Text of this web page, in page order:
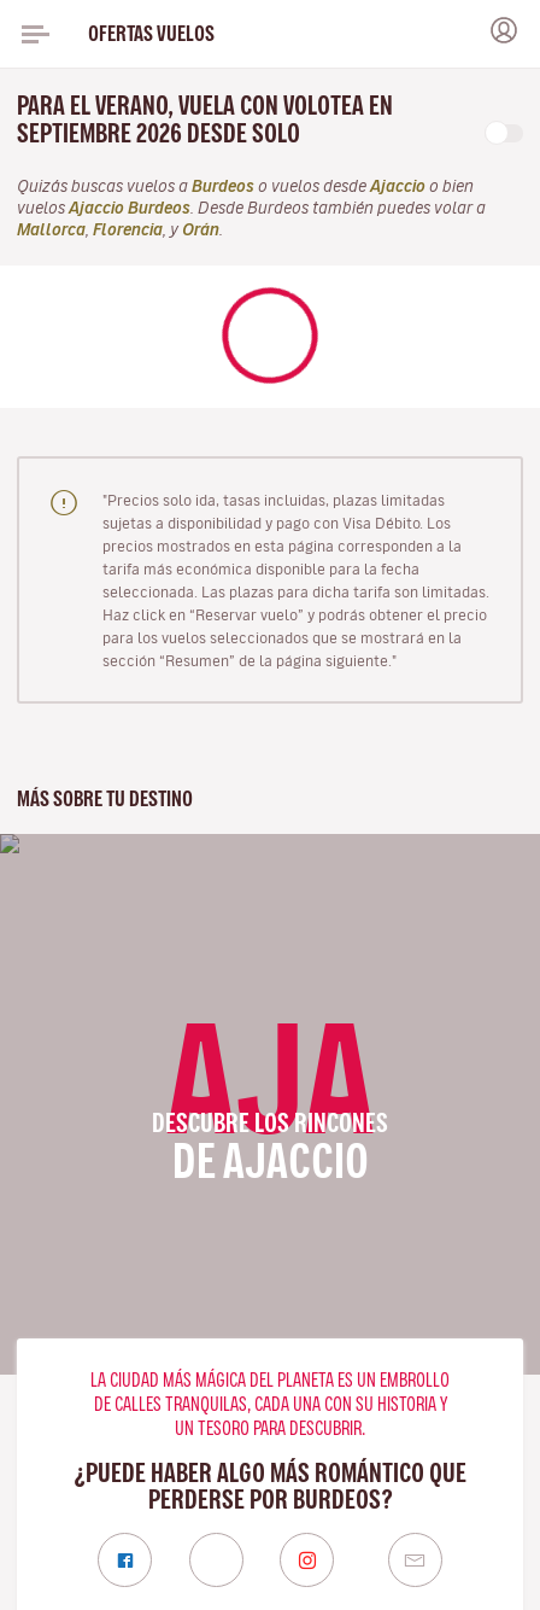
OFERTAS VUELOS
PARA EL VERANO, VUELA CON VOLOTEA EN
SEPTIEMBRE 2026 DESDE SOLO
Quizás buscas vuelos a Burdeos o vuelos desde Ajaccio o bien
vuelos Ajaccio Burdeos . Desde Burdeos también puedes volar a
Mallorca Florencia , y Orán
"Precios solo ida, tasas incluidas, plazas limitadas
sujetas a disponibilidad y pago con Visa Débito. Los
precios mostrados en esta página corresponden a la
tarifa más económica disponible para la fecha
seleccionada. Las plazas para dicha tarifa son limitadas.
Haz click en “Reservar vuelo” y podrás obtener el precio
para los vuelos seleccionados que se mostrará en la
sección “Resumen” de la página siguiente."
MÁS SOBRE TU DESTINO
AJA
DESCUBRE LOS RINCONES
DE AJACCIO
LA CIUDAD MÁS MÁGICA DEL PLANETA ES UN EMBROLLO
DE CALLES TRANQUILAS, CADA UNA CON SU HISTORIA Y
UN TESORO PARA DESCUBRIR.
¿PUEDE HABER ALGO MÁS ROMÁNTICO QUE
PERDERSE POR BURDEOS?